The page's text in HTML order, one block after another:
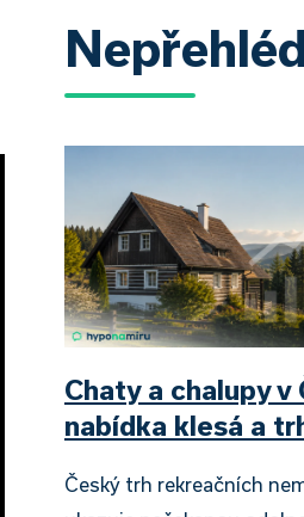
Chaty a chalupy v
nabídka klesá a
Český trh rekreačních